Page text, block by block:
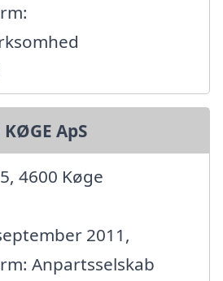
KØGE ApS
4600 Køge
2011,
Anpartsselskab